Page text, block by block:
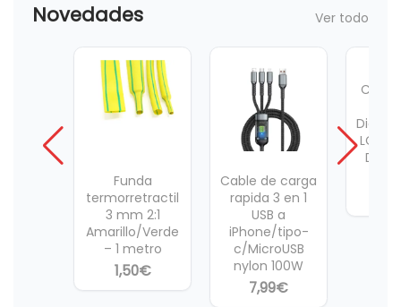
Novedades Ver todo
Funda
termorretractil
3 mm 2:1
Amarillo/Verde
– 1 metro
1,50€
Cable de carga
rapida 3 en 1
USB a
iPhone/tipo-
c/MicroUSB
nylon 100W
7,99€
Digital
LCD
D, N,